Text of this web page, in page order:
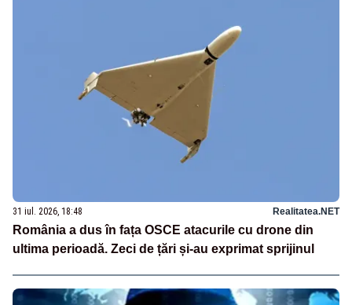
31 iul. 2026, 18:48 Realitatea.NET
România a dus în fața OSCE atacurile cu drone din
ultima perioadă. Zeci de țări și-au exprimat sprijinul